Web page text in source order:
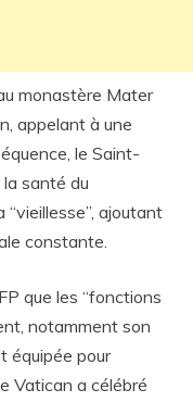
monastère Mater
appelant à une
le Saint-
la santé du
ajoutant
constante.
que les “fonctions
notamment son
équipée pour
Vatican a célébré